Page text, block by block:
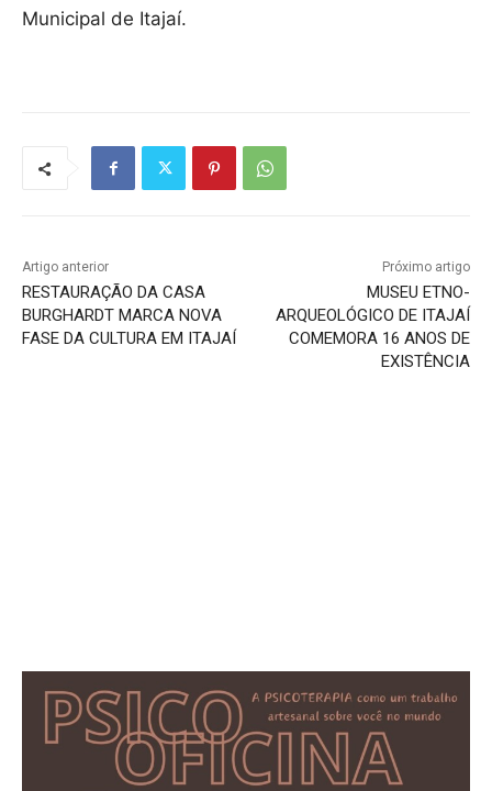
Municipal de Itajaí.
Artigo anterior
RESTAURAÇÃO DA CASA
BURGHARDT MARCA NOVA
FASE DA CULTURA EM ITAJAÍ
Próximo artigo
MUSEU ETNO-
ARQUEOLÓGICO DE ITAJAÍ
COMEMORA 16 ANOS DE
EXISTÊNCIA